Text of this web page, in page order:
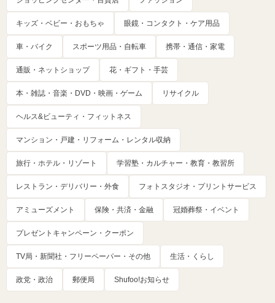
キッズ・ベビー・おもちゃ 眼鏡・コンタクト・ケア用品
車・バイク スポーツ用品・自転車 携帯・通信・家電
通販・ネットショップ 花・ギフト・手芸
本・雑誌・音楽・DVD・映画・ゲーム リサイクル
ヘルス&ビューティ・フィットネス
マンション・戸建・リフォーム・レンタル収納
旅行・ホテル・リゾート 学習塾・カルチャー・教育・教習所
レストラン・デリバリー・外食 フォトスタジオ・プリントサービス
アミューズメント 保険・共済・金融 冠婚葬祭・イベント
プレゼントキャンペーン・クーポン
TV局・新聞社・フリーペーパー・その他 生活・くらし
政党・政治 郵便局 Shufoo!お知らせ